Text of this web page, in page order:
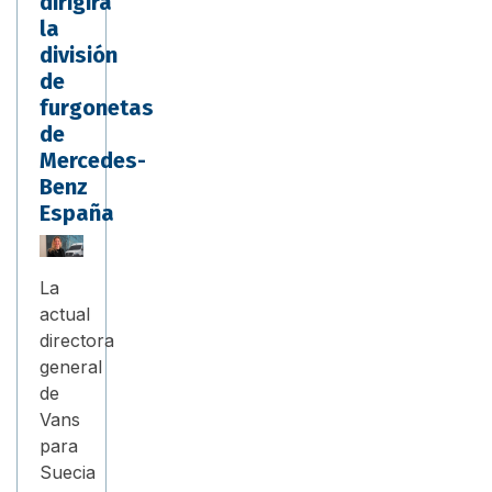
la
división
de
furgonetas
de
Mercedes-
Benz
España
La
actual
directora
general
de
Vans
para
Suecia